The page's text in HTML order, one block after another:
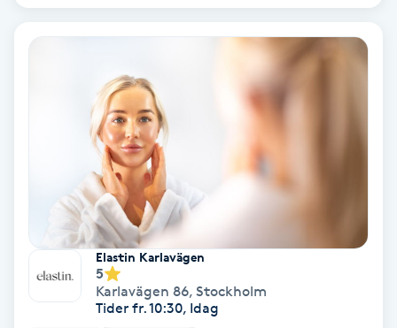
Permanent
Permanent hårborttagning
Permanent ögonbrynsmakeup
Personal shopper
Personlig tränare
Elastin Karlavägen
5
Karlavägen 86, Stockholm
Tider fr. 10:30, Idag